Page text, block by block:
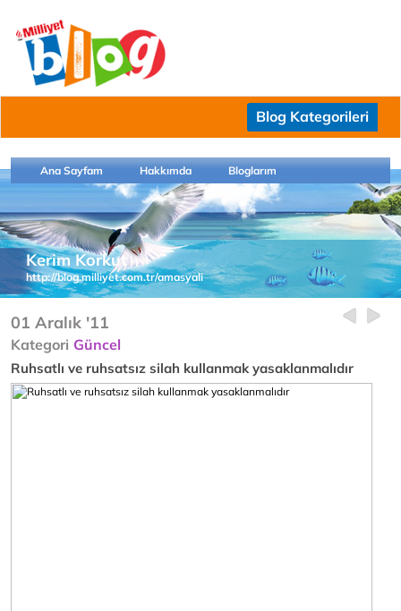
Blog Kategorileri
Ana Sayfam Hakkımda Bloglarım
Kerim Korkut
http://blog.milliyet.com.tr/amasyali
01 Aralık '11
Kategori Güncel
Ruhsatlı ve ruhsatsız silah kullanmak yasaklanmalıdır